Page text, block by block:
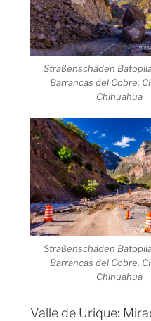
Straßenschäden
Barrancas del Cobre,
Chihuahua
Straßenschäden
Barrancas del Cobre,
Chihuahua
Valle de Urique: